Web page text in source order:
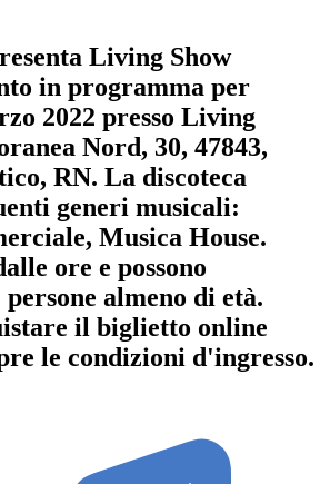
Living Show
in programma per
2022 presso Living
Nord, 30, 47843,
RN. La discoteca
generi musicali:
, Musica House.
ore e possono
almeno di età.
il biglietto online
le condizioni d'ingresso.